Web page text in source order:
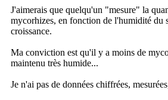
J'aimerais que quelqu'un "mesure" la
mycorhizes, en fonction de l'humidité du
croissance.
Ma conviction est qu'il y a moins de
maintenu très humide...
Je n'ai pas de données chiffrées,